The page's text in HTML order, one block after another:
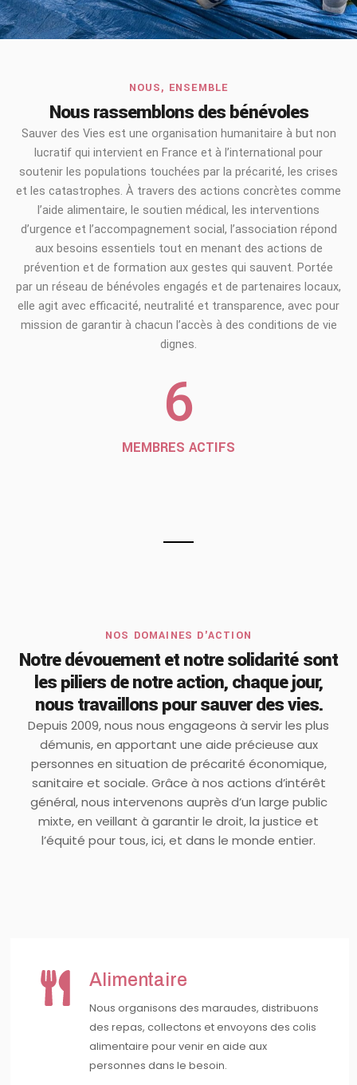
NOUS, ENSEMBLE
Nous rassemblons des bénévoles
Sauver des Vies est une organisation humanitaire à but non
lucratif qui intervient en France et à l’international pour
soutenir les populations touchées par la précarité, les crises
et les catastrophes. À travers des actions concrètes comme
l’aide alimentaire, le soutien médical, les interventions
d’urgence et l’accompagnement social, l’association répond
aux besoins essentiels tout en menant des actions de
prévention et de formation aux gestes qui sauvent. Portée
par un réseau de bénévoles engagés et de partenaires locaux,
elle agit avec efficacité, neutralité et transparence, avec pour
mission de garantir à chacun l’accès à des conditions de vie
dignes.
MEMBRES ACTIFS
6
NOS DOMAINES D'ACTION
Notre dévouement et notre solidarité sont
les piliers de notre action, chaque jour,
nous travaillons pour sauver des vies.
Depuis 2009, nous nous engageons à servir les plus
démunis, en apportant une aide précieuse aux
personnes en situation de précarité économique,
sanitaire et sociale. Grâce à nos actions d’intérêt
général, nous intervenons auprès d’un large public
mixte, en veillant à garantir le droit, la justice et
l’équité pour tous, ici, et dans le monde entier.
Alimentaire
Nous organisons des maraudes, distribuons
des repas, collectons et envoyons des colis
alimentaire pour venir en aide aux
personnes dans le besoin.